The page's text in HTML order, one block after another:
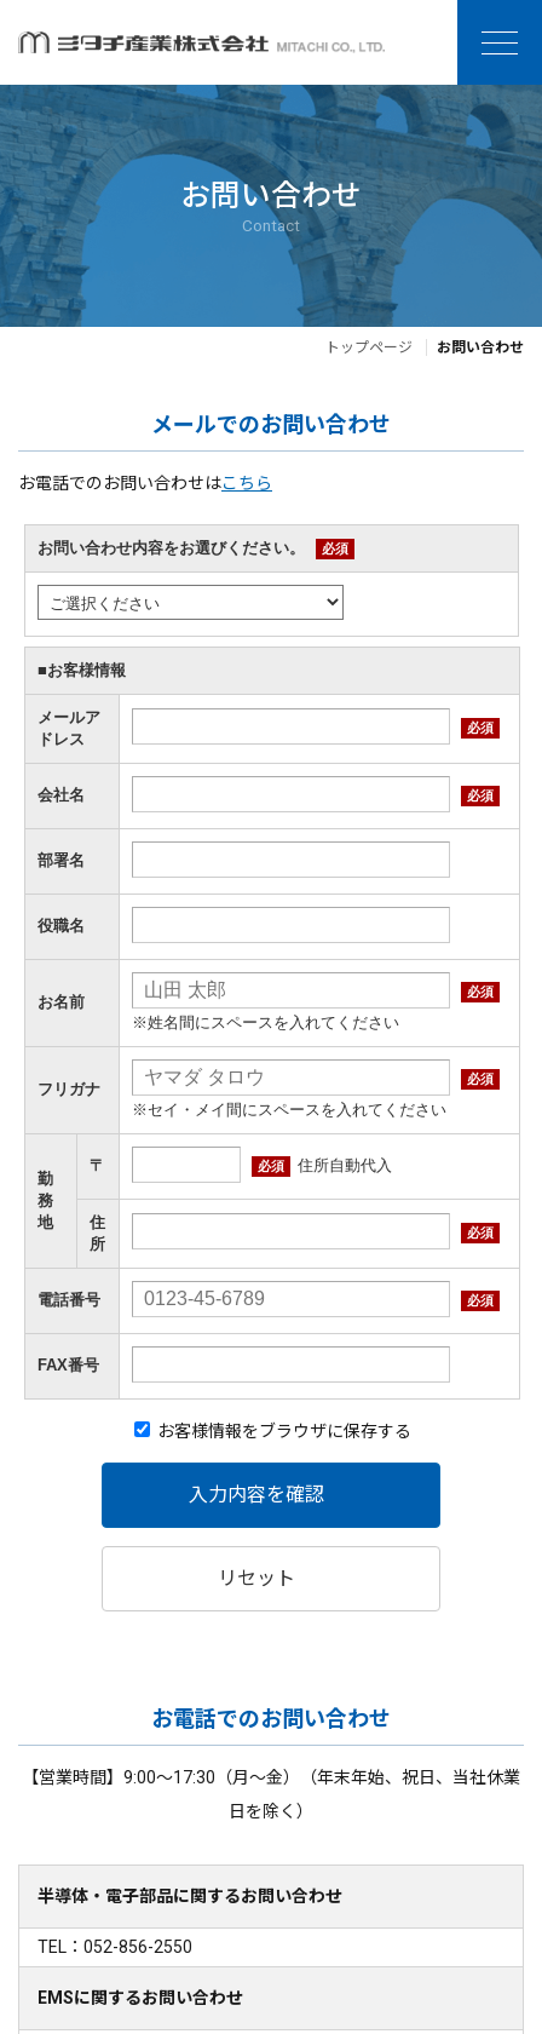
お問い合わせ
Contact
トップページ お問い合わせ
メールでのお問い合わせ
お電話でのお問い合わせはこちら
お問い合わせ内容をお選びください。 必須
■お客様情報
メールア
ドレス
必須
会社名 必須
部署名
役職名
お名前
必須
※姓名間にスペースを入れてください
フリガナ
必須
※セイ・メイ間にスペースを入れてください
勤
務
地
〒 必須 住所自動代入
住
所
必須
電話番号 必須
FAX番号
お客様情報をブラウザに保存する
入力内容を確認
リセット
お電話でのお問い合わせ
【営業時間】9:00～17:30（月～金）（年末年始、祝日、当社休業
日を除く）
半導体・電子部品に関するお問い合わせ
TEL：052-856-2550
EMSに関するお問い合わせ